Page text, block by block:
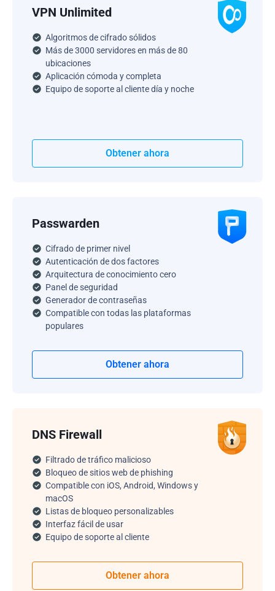
VPN Unlimited
Algoritmos de cifrado sólidos
Más de 3000 servidores en más de 80
ubicaciones
Aplicación cómoda y completa
Equipo de soporte al cliente día y noche
Obtener ahora
Passwarden
Cifrado de primer nivel
Autenticación de dos factores
Arquitectura de conocimiento cero
Panel de seguridad
Generador de contraseñas
Compatible con todas las plataformas
populares
Obtener ahora
DNS Firewall
Filtrado de tráfico malicioso
Bloqueo de sitios web de phishing
Compatible con iOS, Android, Windows y
macOS
Listas de bloqueo personalizables
Interfaz fácil de usar
Equipo de soporte al cliente
Obtener ahora